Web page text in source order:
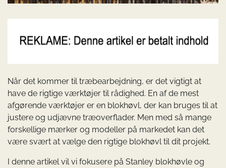
Når det kommer til træbearbejdning, er det vigtigt at
have de rigtige værktøjer til rådighed. En af de mest
afgørende værktøjer er en blokhøvl, der kan bruges til at
justere og udjævne træoverflader. Men med så mange
forskellige mærker og modeller på markedet kan det
være svært at vælge den rigtige blokhøvl til dit projekt.
I denne artikel vil vi fokusere på Stanley blokhøvle og